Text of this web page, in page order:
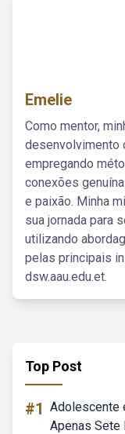
Emelie
Como mentor,
desenvolvimento
empregando
conexões
e paixão. Minha
sua jornada para
utilizando
pelas principais
dsw.aau.edu.et.
Top Post
#1 Adolescente
Apenas